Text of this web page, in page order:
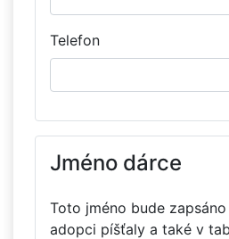
Telefon
Jméno dárce
Toto jméno bude
adopci píšťaly a také v